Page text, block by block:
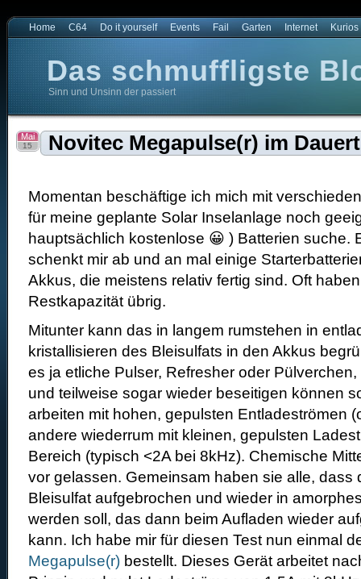
Home C64 Do it yourself Events Fail Garten Internet Kurios
Das schmuffligste
Sinn und Unsinn der passiert
Novitec Megapulse(r) im
Mai
15
Momentan beschäftige ich mich mit
für meine geplante Solar Inselanlage noch
hauptsächlich kostenlose 😀 ) Batterien suche.
schenkt mir ab und an mal einige
Akkus, die meistens relativ fertig sind. Oft
Restkapazität übrig.
Mitunter kann das in langem rumstehen in
kristallisieren des Bleisulfats in den Akkus
es ja etliche Pulser, Refresher oder
und teilweise sogar wieder beseitigen können
arbeiten mit hohen, gepulsten Entladeströmen
andere wiederrum mit kleinen, gepulsten
Bereich (typisch <2A bei 8kHz). Chemische
vor gelassen. Gemeinsam haben sie alle, dass
Bleisulfat aufgebrochen und wieder in
werden soll, das dann beim Aufladen wieder
kann. Ich habe mir für diesen Test nun einmal
Megapulse(r) bestellt. Dieses Gerät arbeitet
Blog der Welt